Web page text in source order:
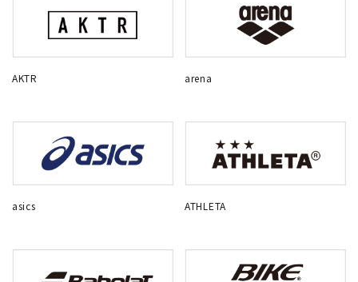
AKTR arena
asics ATHLETA